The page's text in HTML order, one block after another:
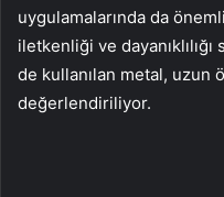
uygulamalarında da
iletkenliği ve
de kullanılan metal,
değerlendiriliyor.